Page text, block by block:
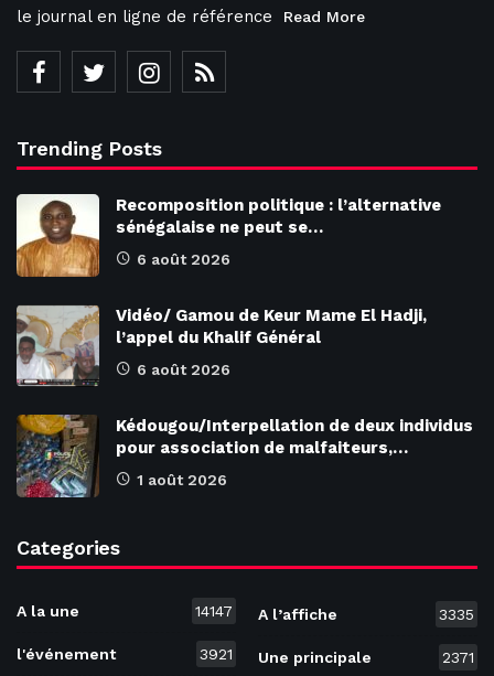
le journal en ligne de référence Read More
Trending Posts
Recomposition politique : l’alternative
sénégalaise ne peut se…
6 août 2026
Vidéo/ Gamou de Keur Mame El Hadji,
l’appel du Khalif Général
6 août 2026
Kédougou/Interpellation de deux individus
pour association de malfaiteurs,…
1 août 2026
Categories
A la une 14147
l'événement 3921
A l’affiche 3335
Une principale 2371